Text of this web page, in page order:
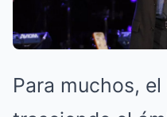
Para muchos,